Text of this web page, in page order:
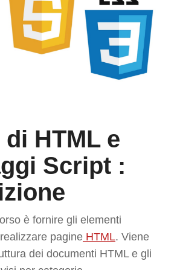
HTML e
Script :
è fornire gli elementi
pagine HTML. Viene
dei documenti HTML e gli